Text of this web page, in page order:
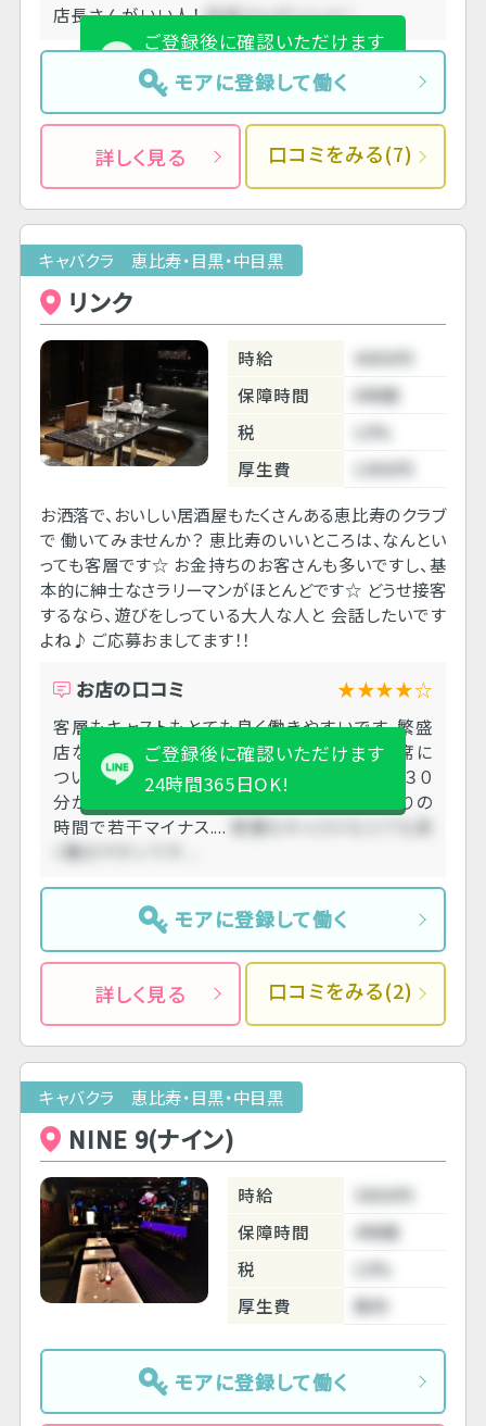
店長さんがいい人！店長さんがいい人！
ご登録後に確認いただけます
24時間365日OK!
モアに登録して働く
詳しく見る 口コミをみる(7)
キャバクラ 恵比寿・目黒・中目黒
リンク
時給
4000円
保障時間
6時間
税
10%
厚生費
1000円
お洒落で、おいしい居酒屋もたくさんある恵比寿のクラブ
で 働いてみませんか？ 恵比寿のいいところは、なんとい
っても客層です☆ お金持ちのお客さんも多いですし、基
本的に紳士なさラリーマンがほとんどです☆ どうせ接客
するなら、遊びをしっている大人な人と 会話したいです
よね♪ ご応募おましてます！！
お店の口コミ ★★★★☆
客層もキャストもとても良く働きやすいです。繁盛
店なのか、祝前日で待機はほぼなく、ずっと席に
ついていました。 上がり時間から店出るまで３０
分かかりました。引かれる金額が多いのと帰りの
時間で若干マイナス.... 客層もキャストもとても良
く働きやすいです....
ご登録後に確認いただけます
24時間365日OK!
モアに登録して働く
詳しく見る 口コミをみる(2)
キャバクラ 恵比寿・目黒・中目黒
NINE 9(ナイン)
時給
3800円
保障時間
4時間
税
10%
厚生費
無料
モアに登録して働く